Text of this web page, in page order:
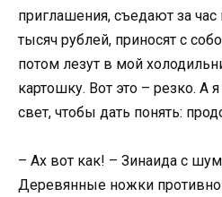
приглашения, съедают за час
тысяч рублей, приносят с
потом лезут в мой
картошку. Вот это – резко. А
свет, чтобы дать понять:
– Ах вот как! – Зинаида с
Деревянные ножки противно